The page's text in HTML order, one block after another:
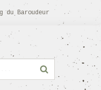
du Baroudeur